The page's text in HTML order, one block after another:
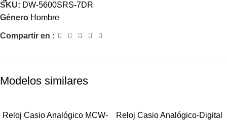
SKU: DW-5600SRS-7DR
Género Hombre
Compartir en :
Modelos similares
-22%
Reloj Casio Analógico MCW-
-36%
Reloj Casio Analógico-Digital